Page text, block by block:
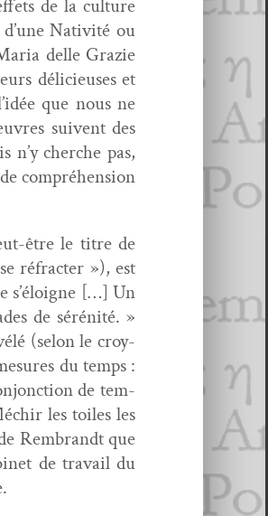
de la cul­ture
Nativ­ité ou
delle Gra­zie
déli­cieuses et
que nous ne
suiv­ent des
n’y cherche pas,
com­préhen­sion
être le titre de
réfrac­ter »), est
s’éloigne […] Un
de sérénité. »
(selon le croy­
du temps :
de tem­
les toiles les
Rem­brandt que
de tra­vail du